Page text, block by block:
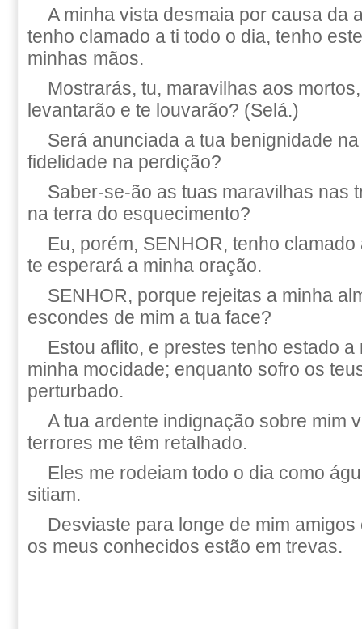
A minha vista desmaia por causa da
tenho clamado a ti todo o dia, tenho
minhas mãos.
Mostrarás, tu, maravilhas aos
levantarão e te louvarão? (Selá.)
Será anunciada a tua benignidade
fidelidade na perdição?
Saber-se-ão as tuas maravilhas nas
na terra do esquecimento?
Eu, porém, SENHOR, tenho
te esperará a minha oração.
SENHOR, porque rejeitas a minha
escondes de mim a tua face?
Estou aflito, e prestes tenho estado
minha mocidade; enquanto sofro os
perturbado.
A tua ardente indignação sobre mim
terrores me têm retalhado.
Eles me rodeiam todo o dia como
sitiam.
Desviaste para longe de mim
os meus conhecidos estão em trevas.